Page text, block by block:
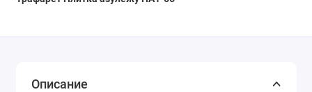
Описание